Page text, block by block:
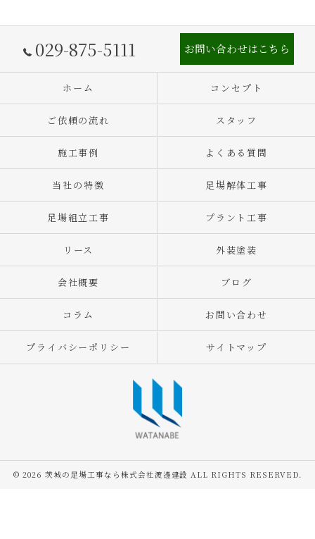
029-875-5111 お問い合わせはこちら
ホーム コンセプト
ご依頼の流れ スタッフ
施工事例 よくある質問
当社の特徴 足場解体工事
足場組立工事 プラント工事
リース 外装塗装
会社概要 ブログ
コラム お問い合わせ
プライバシーポリシー サイトマップ
© 2026 茨城の足場工事なら株式会社渡邊建設 ALL RIGHTS RESERVED.